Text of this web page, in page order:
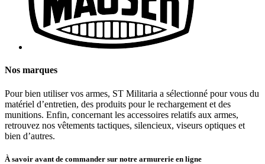
Nos marques
Pour bien utiliser vos armes, ST Militaria a sélectionné pour vous du
matériel d’entretien, des produits pour le rechargement et des
munitions. Enfin, concernant les accessoires relatifs aux armes,
retrouvez nos vêtements tactiques, silencieux, viseurs optiques et
bien d’autres.
À savoir avant de commander sur notre armurerie en ligne